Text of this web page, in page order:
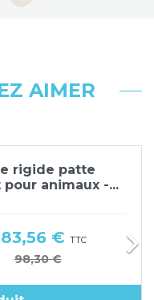
AIMER
rigide patte
pour animaux -...
Prix de base
98,30 €
Prix
83,56 €TTC 